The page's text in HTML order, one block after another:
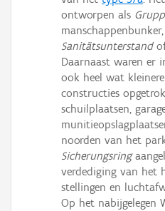
ontworpen als
Sanitätsunterstandof
Daarnaast waren er
ook heel wat
constructies
schuilplaatsen,
noorden van het
Sicherungsring
verdediging van het
stellingen en
Op het nabijgelegen